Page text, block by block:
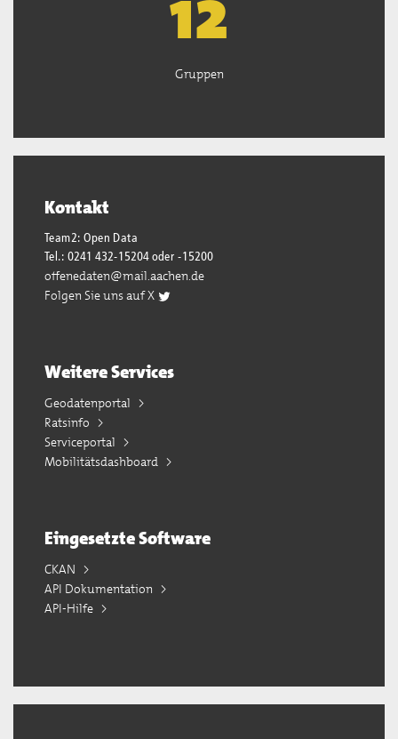
Gruppen
Kontakt
Team2: Open Data
Tel.: 0241 432-15204 oder -15200
offenedaten@mail.aachen.de
Folgen Sie uns auf X
Weitere Services
Geodatenportal
Ratsinfo
Serviceportal
Mobilitätsdashboard
Eingesetzte Software
CKAN
API Dokumentation
API-Hilfe